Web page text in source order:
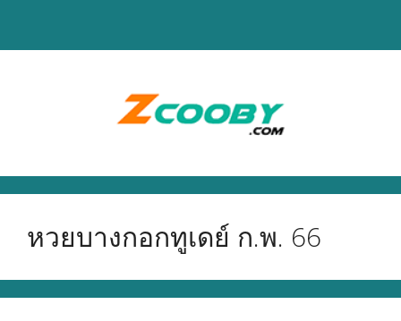
หวยบางกอกทูเดย์ ก.พ. 66